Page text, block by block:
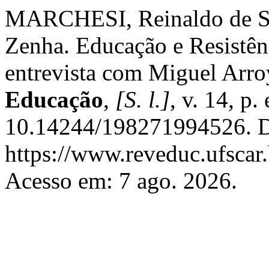
MARCHESI, Reinaldo de
Zenha. Educação e
entrevista com Miguel
Educação, [S. l.], v. 14, p.
10.14244/198271994526.
https://
Acesso em: 7 ago. 2026.